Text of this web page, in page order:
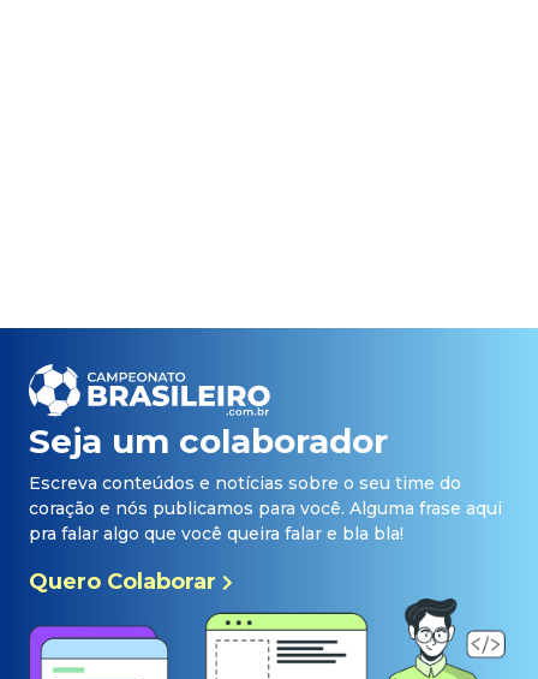
Seja um colaborador
Escreva conteúdos e notícias sobre o seu time do
coração e nós publicamos para você. Alguma frase aqui
pra falar algo que você queira falar e bla bla!
Quero Colaborar